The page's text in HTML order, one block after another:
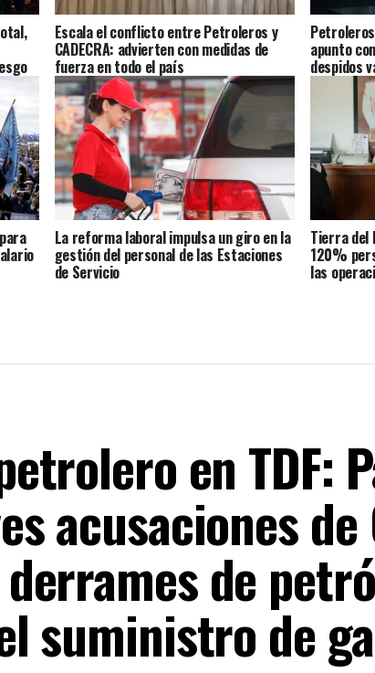
Escala el conflicto entre Petroleros y
CADECRA: advierten con medidas de
fuerza en todo el país
apunto
despidos
amenazó
La reforma laboral impulsa un giro en la
gestión del personal de las Estaciones
de Servicio
Tierra del
120%
las
en TDF:
acusaciones
de
suministro de